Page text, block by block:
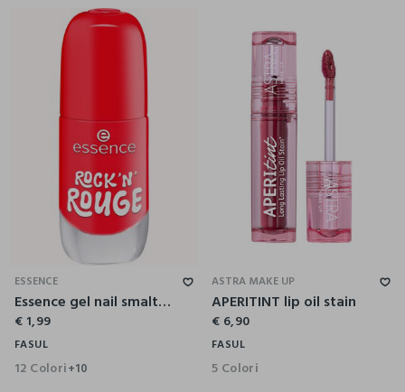
ESSENCE
Essence gel nail smalto unghie effetto gel 25
€ 1,99
FASUL
12 Colori+10
ASTRA MAKE UP
APERITINT lip oil stain
€ 6,90
FASUL
5 Colori